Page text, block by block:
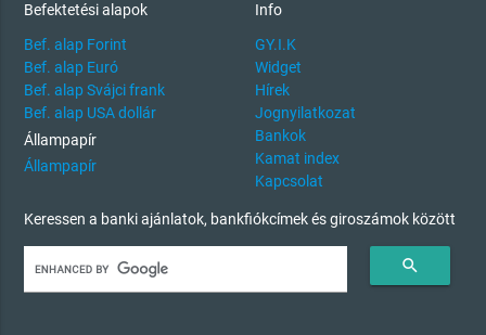
Befektetési alapok
Bef. alap Forint
Bef. alap Euró
Bef. alap Svájci frank
Bef. alap USA dollár
Állampapír
Állampapír
Info
GY.I.K
Widget
Hírek
Jognyilatkozat
Bankok
Kamat index
Kapcsolat
Keressen a banki ajánlatok, bankfiókcímek és giroszámok között
search